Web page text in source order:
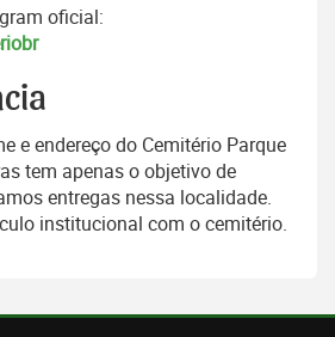
oficial:
e endereço do Cemitério Parque
tem apenas o objetivo de
entregas nessa localidade.
institucional com o cemitério.